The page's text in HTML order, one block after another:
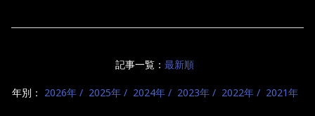
記事一覧： 最新順
年別： 2026年 2025年 2024年 2023年 2022年 2021年